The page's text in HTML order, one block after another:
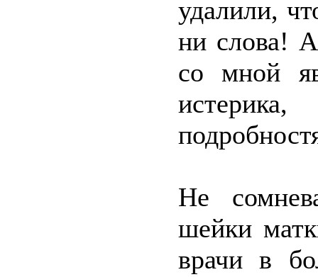
удалили,
ни слова!
со мной
Не
шейки
врачи в